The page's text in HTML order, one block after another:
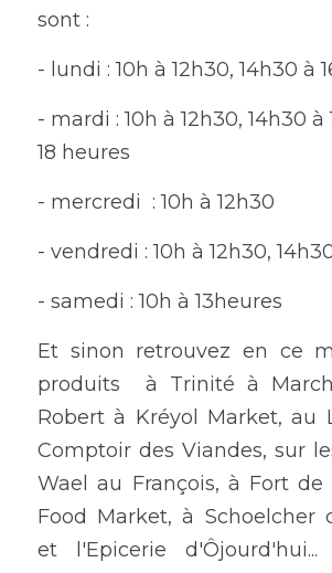
sont :
- lundi : 10h à 12h30, 14h30 à
- mardi : 10h à 12h30, 14h30
18 heures
- mercredi  : 10h à 12h30
- vendredi : 10h à 12h30,
- samedi : 10h à 13heures
Et sinon retrouvez en ce
produits  à Trinité à
Robert à Kréyol Market, au
Comptoir des Viandes, sur
Wael au François, à Fort de
Food Market, à Schoelcher
et l'Epicerie